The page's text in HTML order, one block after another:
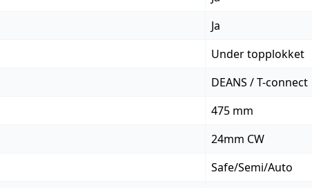
Ja
Under topplokket
DEANS / T-connect
475 mm
24mm CW
Safe/Semi/Auto